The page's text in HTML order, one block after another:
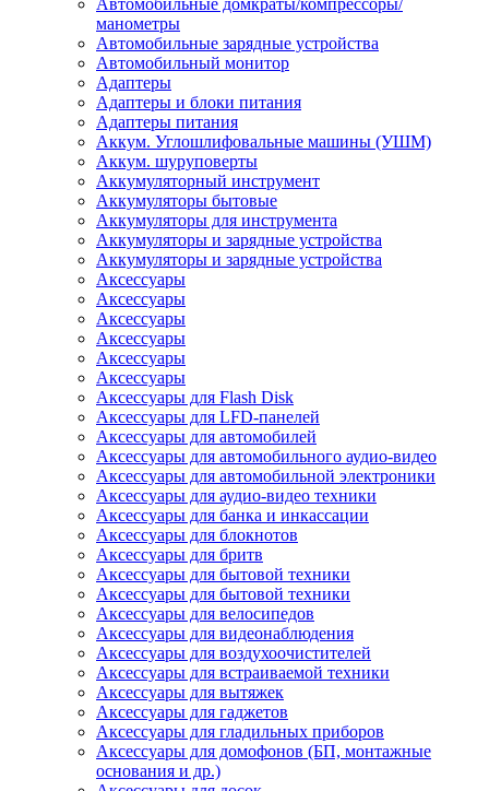
манометры
Автомобильные зарядные устройства
Автомобильный монитор
Адаптеры
Адаптеры и блоки питания
Адаптеры питания
Аккум. Углошлифовальные машины (УШМ)
Аккум. шуруповерты
Аккумуляторный инструмент
Аккумуляторы бытовые
Аккумуляторы для инструмента
Аккумуляторы и зарядные устройства
Аккумуляторы и зарядные устройства
Аксессуары
Аксессуары
Аксессуары
Аксессуары
Аксессуары
Аксессуары
Аксессуары для Flash Disk
Аксессуары для LFD-панелей
Аксессуары для автомобилей
Аксессуары для автомобильного аудио-видео
Аксессуары для автомобильной электроники
Аксессуары для аудио-видео техники
Аксессуары для банка и инкассации
Аксессуары для блокнотов
Аксессуары для бритв
Аксессуары для бытовой техники
Аксессуары для бытовой техники
Аксессуары для велосипедов
Аксессуары для видеонаблюдения
Аксессуары для воздухоочистителей
Аксессуары для встраиваемой техники
Аксессуары для вытяжек
Аксессуары для гаджетов
Аксессуары для гладильных приборов
Аксессуары для домофонов (БП, монтажные
основания и др.)